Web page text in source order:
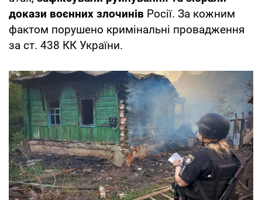
докази воєнних злочинів Росії. За кожним
фактом порушено кримінальні провадження
за ст. 438 КК України.